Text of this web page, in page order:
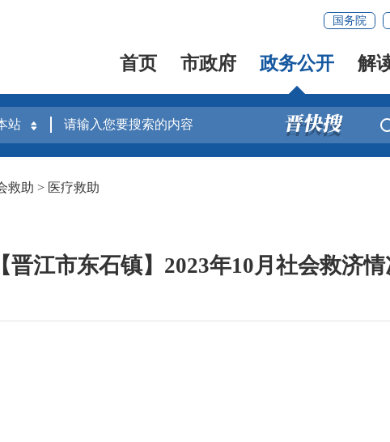
国务院
首页 市政府 政务公开 解
救助 > 医疗救助
【晋江市东石镇】2023年10月社会救济